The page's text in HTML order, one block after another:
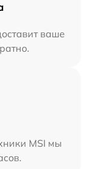
ваше
MSI мы